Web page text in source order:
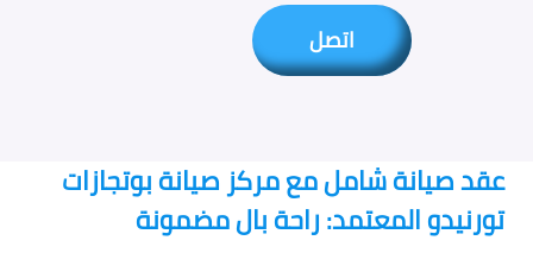
اتصل
عقد صيانة شامل مع مركز صيانة بوتجازات
تورنيدو المعتمد: راحة بال مضمونة